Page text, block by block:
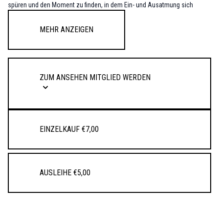
spüren und den Moment zu finden, in dem Ein- und Ausatmung sich
In der Meditation verweilst du in diesem Zwischenraum,
Mehr anzeigen
ZUM ANSEHEN MITGLIED WERDEN
Einzelkauf €7,00
Ausleihe €5,00